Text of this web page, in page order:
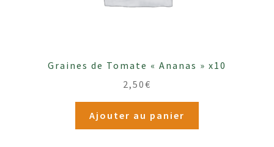
Graines de Tomate « Ananas » x10
2,50€
Ajouter au panier